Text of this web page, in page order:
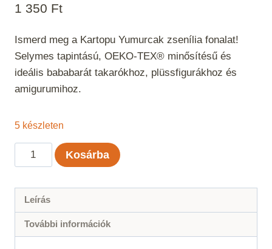
1 350 Ft
Ismerd meg a Kartopu Yumurcak zsenília fonalat!
Selymes tapintású, OEKO-TEX® minősítésű és
ideális bababarát takarókhoz, plüssfigurákhoz és
amigurumihoz.
5 készleten
Kartopu
Yumurcak
Barackrózsaszín
218
Kosárba
Leírás
További információk